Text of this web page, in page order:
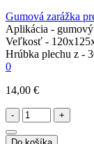
Gumová zarážka
Aplikácia -
Veľkosť -
Hrúbka plechu z -
0
14,00 €
- +